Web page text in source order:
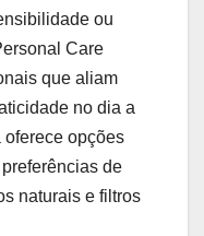
ou
Care
que aliam
no dia a
oferece opções
de
naturais e filtros